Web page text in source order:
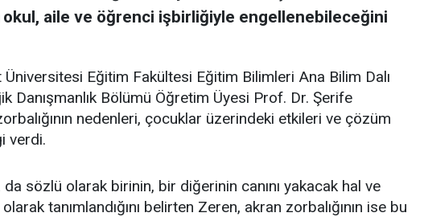
okul, aile ve öğrenci işbirliğiyle engellenebileceğini
Eğitim Fakültesi Eğitim Bilimleri Ana Bilim Dalı
Danışmanlık Bölümü Öğretim Üyesi Prof. Dr. Şerife
nedenleri, çocuklar üzerindeki etkileri ve çözüm
verdi.
sözlü olarak birinin, bir diğerinin canını yakacak hal ve
tanımlandığını belirten Zeren, akran zorbalığının ise bu